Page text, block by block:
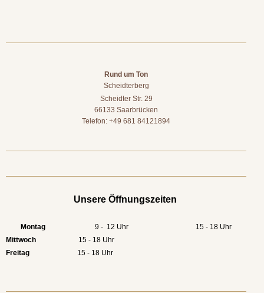
Rund um Ton
Scheidterberg
Scheidter Str. 29
66133 Saarbrücken
Telefon: +49 681 84121894
Unsere Öffnungszeiten
Montag 9 - 12 Uhr 15 - 18 Uhr
Mittwoch
15 - 18 Uhr
Freitag
15 - 18 Uhr